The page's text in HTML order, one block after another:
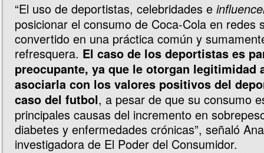
“El uso de deportistas, celebridades e
posicionar el consumo de Coca-Cola en redes
convertido en una práctica común y
refresquera. El caso de los deportistas es
preocupante, ya que le otorgan legitimidad
asociarla con los valores positivos del
caso del futbol, a pesar de que su consumo
principales causas del incremento en
diabetes y enfermedades crónicas”, señaló
investigadora de El Poder del Consumidor.